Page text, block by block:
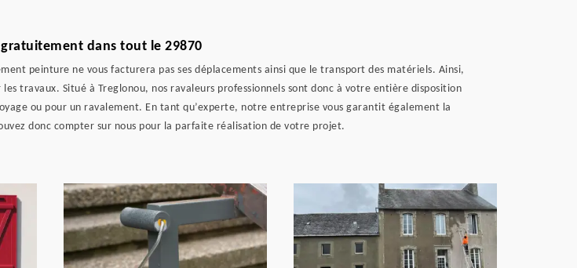
gratuitement dans tout le 29870
peinture ne vous facturera pas ses déplacements ainsi que le transport des matériels. Ainsi,
travaux. Situé à Treglonou, nos ravaleurs professionnels sont donc à votre entière disposition
ou pour un ravalement. En tant qu’experte, notre entreprise vous garantit également la
donc compter sur nous pour la parfaite réalisation de votre projet.